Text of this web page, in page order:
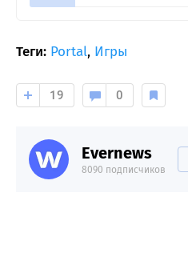
Теги: Portal, Игры
19 0
Evernews
8090 подписчиков